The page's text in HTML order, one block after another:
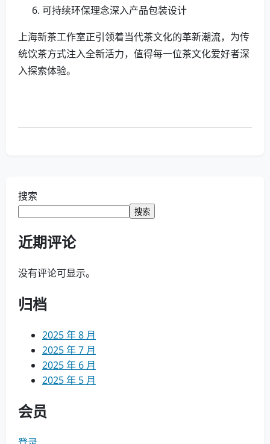
可持续环保理念深入产品包装设计
上海新茶工作室正引领着当代茶文化的革新潮流，为传
统饮茶方式注入全新活力，值得每一位茶文化爱好者深
入探索体验。
搜索
搜索
近期评论
没有评论可显示。
归档
2025 年 8 月
2025 年 7 月
2025 年 6 月
2025 年 5 月
会员